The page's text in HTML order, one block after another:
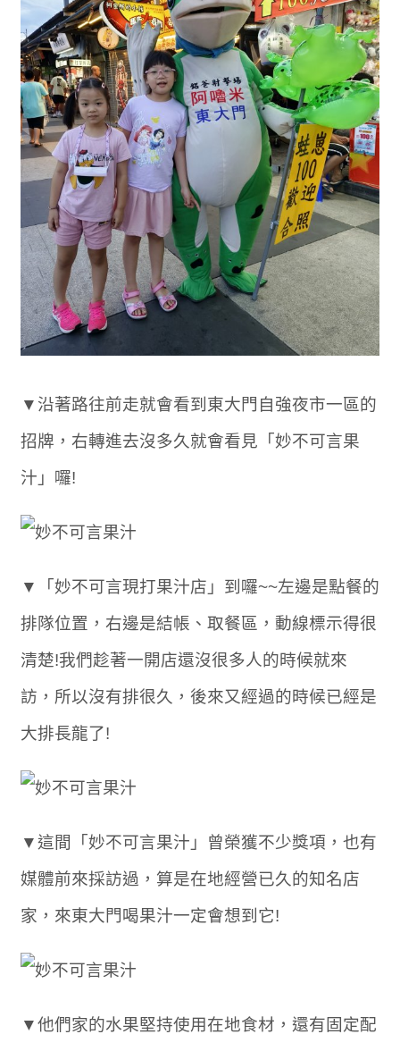
▼沿著路往前走就會看到東大門自強夜市一區的
招牌，右轉進去沒多久就會看見「妙不可言果
汁」囉!
▼「妙不可言現打果汁店」到囉~~左邊是點餐的
排隊位置，右邊是結帳、取餐區，動線標示得很
清楚!我們趁著一開店還沒很多人的時候就來
訪，所以沒有排很久，後來又經過的時候已經是
大排長龍了!
▼這間「妙不可言果汁」曾榮獲不少獎項，也有
媒體前來採訪過，算是在地經營已久的知名店
家，來東大門喝果汁一定會想到它!
▼他們家的水果堅持使用在地食材，還有固定配